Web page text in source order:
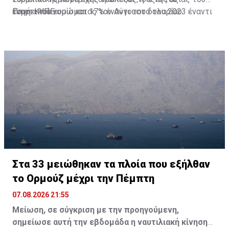
τουρκικού νομίσματος τον Αύγουστο του 2023 έναντι
έναντι του ευρώ και 17% έναντι του δολαρίου.
Πηγή: ΚΥΠΕ
Στα 33 μειώθηκαν τα πλοία που εξήλθαν
το Ορμούζ μέχρι την Πέμπτη
07.08.2026 21:55
Μείωση, σε σύγκριση με την προηγούμενη,
σημείωσε αυτή την εβδομάδα η ναυτιλιακή κίνηση